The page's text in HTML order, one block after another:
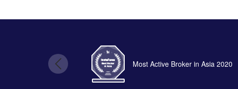
Most Active Broker in Asia 2020